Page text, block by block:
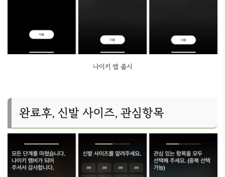
나이키 앱 출시
완료후, 신발 사이즈, 관심항목